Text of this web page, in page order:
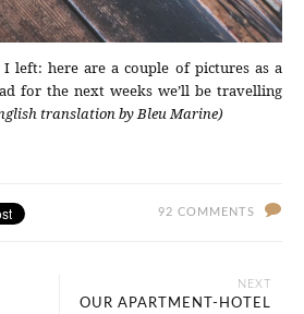
left: here are a couple of pictures as a
for the next weeks we’ll be travelling
translation by Bleu Marine)
92 COMMENTS
NEXT
OUR APARTMENT-HOTEL